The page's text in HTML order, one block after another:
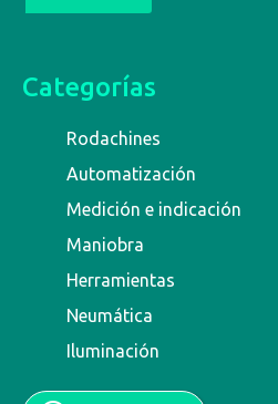
Categorías
Rodachines
Automatización
Medición e indicación
Maniobra
Herramientas
Neumática
Iluminación